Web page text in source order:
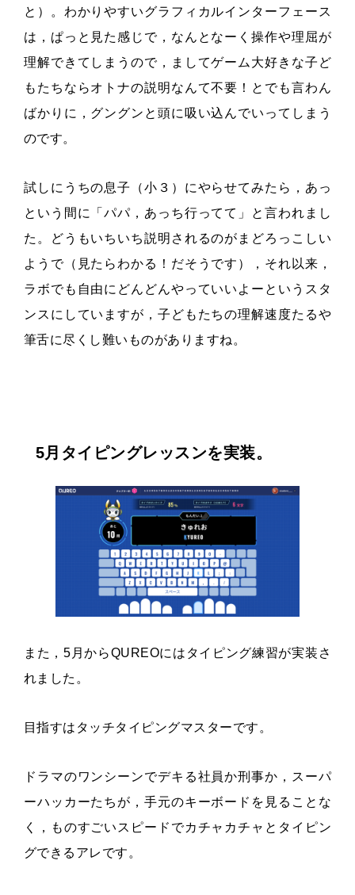
と）。わかりやすいグラフィカルインターフェース
は，ぱっと見た感じで，なんとなーく操作や理屈が
理解できてしまうので，ましてゲーム大好きな子ど
もたちならオトナの説明なんて不要！とでも言わん
ばかりに，グングンと頭に吸い込んでいってしまう
のです。
試しにうちの息子（小３）にやらせてみたら，あっ
という間に「パパ，あっち行ってて」と言われまし
た。どうもいちいち説明されるのがまどろっこしい
ようで（見たらわかる！だそうです），それ以来，
ラボでも自由にどんどんやっていいよーというスタ
ンスにしていますが，子どもたちの理解速度たるや
筆舌に尽くし難いものがありますね。
5月タイピングレッスンを実装。
また，5月からQUREOにはタイピング練習が実装さ
れました。
目指すはタッチタイピングマスターです。
ドラマのワンシーンでデキる社員か刑事か，スーパ
ーハッカーたちが，手元のキーボードを見ることな
く，ものすごいスピードでカチャカチャとタイピン
グできるアレです。